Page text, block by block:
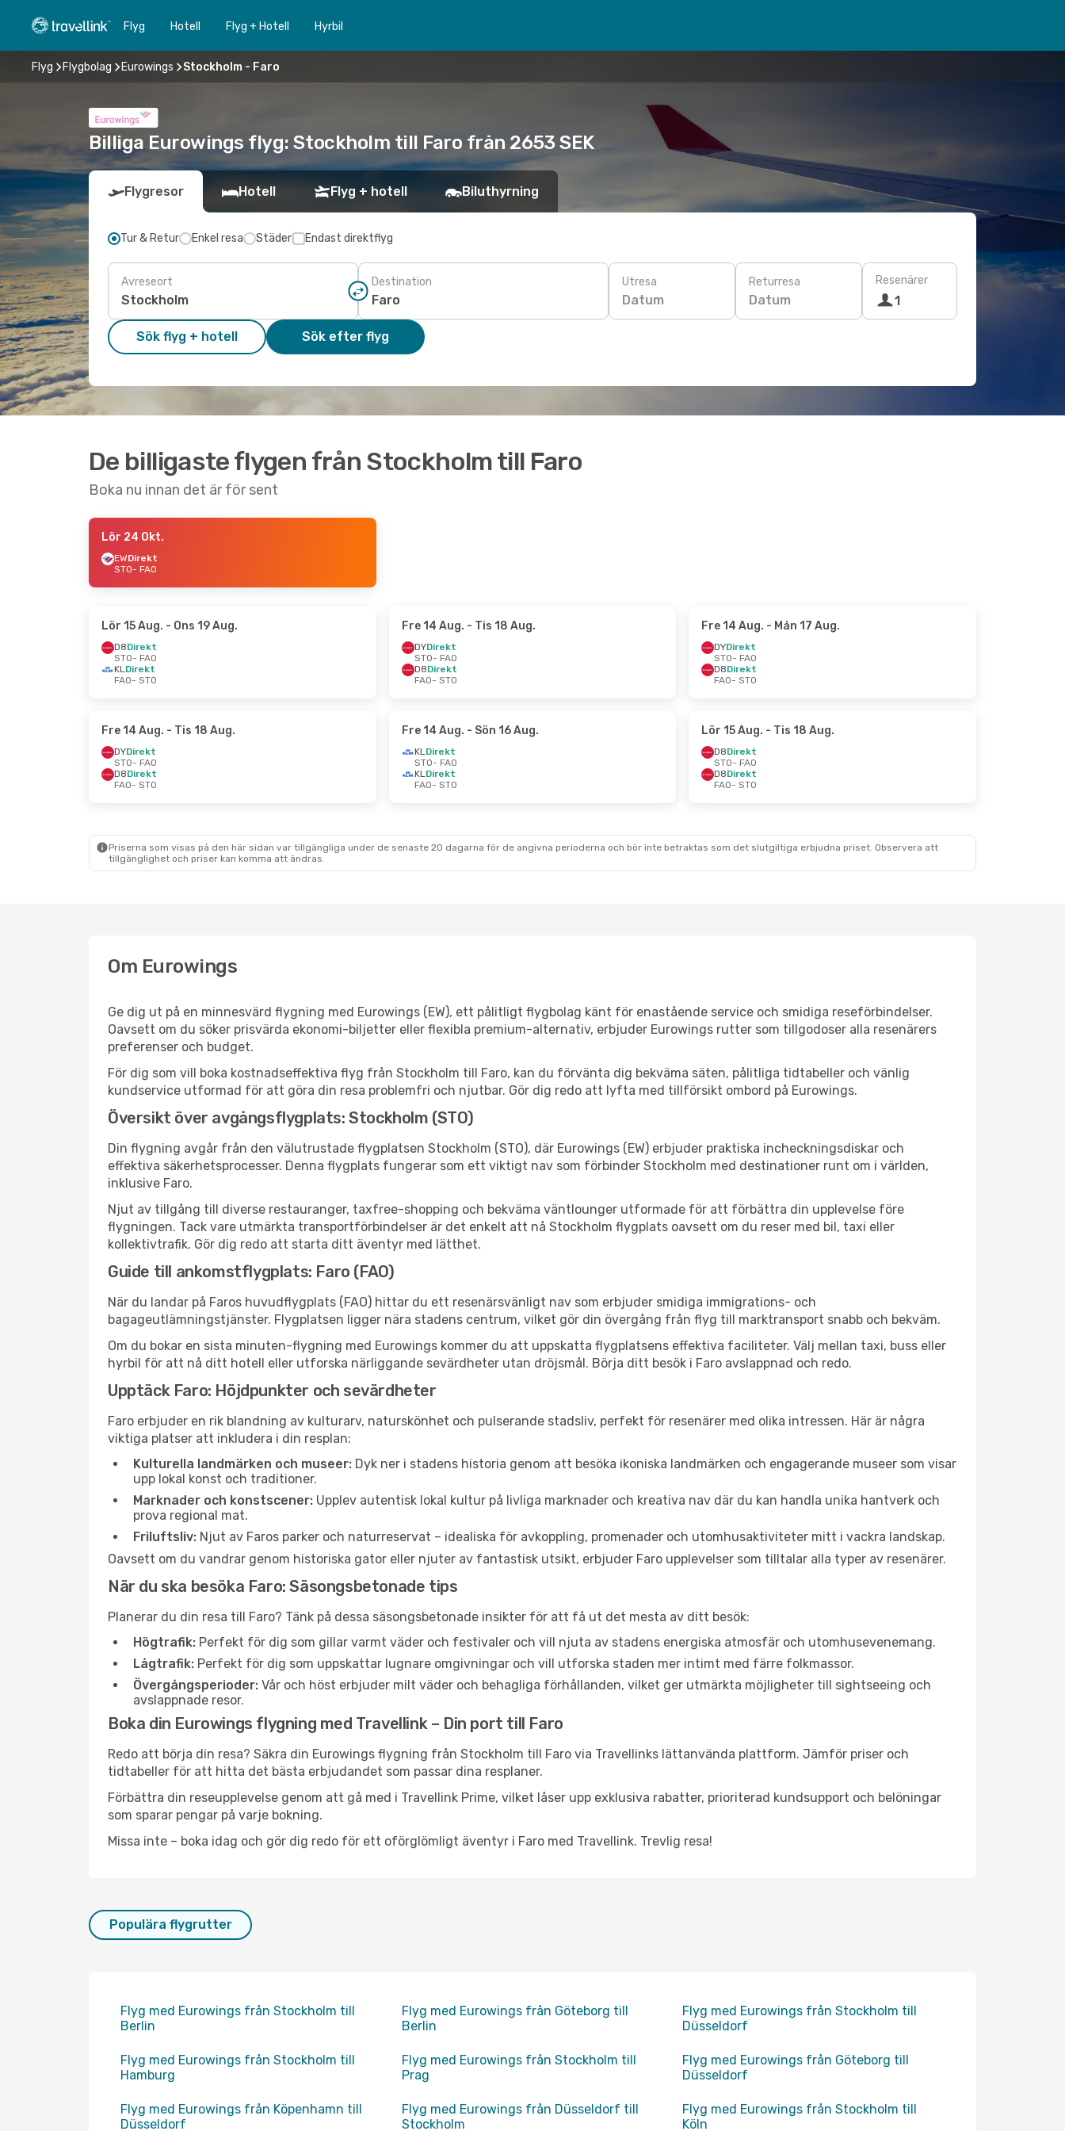
Flyg Hotell Flyg + Hotell Hyrbil
Flyg Flygbolag Eurowings Stockholm - Faro
Billiga Eurowings flyg: Stockholm till Faro från 2653 SEK
Flygresor Hotell Flyg + hotell Biluthyrning
Tur & Retur Enkel resa Städer Endast direktflyg
Avreseort Destination Utresa
Datum
Returresa
Datum
Resenärer
1
Sök flyg + hotell Sök efter flyg
De billigaste flygen från Stockholm till Faro
Boka nu innan det är för sent
Lör 24 Okt.
EWDirekt
STO- FAO
Lör 15 Aug. - Ons 19 Aug.
D8Direkt
STO- FAO
KLDirekt
FAO- STO
Fre 14 Aug. - Tis 18 Aug.
DYDirekt
STO- FAO
D8Direkt
FAO- STO
Fre 14 Aug. - Mån 17 Aug.
DYDirekt
STO- FAO
D8Direkt
FAO- STO
Fre 14 Aug. - Tis 18 Aug.
DYDirekt
STO- FAO
D8Direkt
FAO- STO
Fre 14 Aug. - Sön 16 Aug.
KLDirekt
STO- FAO
KLDirekt
FAO- STO
Lör 15 Aug. - Tis 18 Aug.
D8Direkt
STO- FAO
D8Direkt
FAO- STO
Priserna som visas på den här sidan var tillgängliga under de senaste 20 dagarna för de angivna perioderna och bör inte betraktas som det slutgiltiga erbjudna priset. Observera att
tillgänglighet och priser kan komma att ändras.
Om Eurowings
Ge dig ut på en minnesvärd flygning med Eurowings (EW), ett pålitligt flygbolag känt för enastående service och smidiga reseförbindelser.
Oavsett om du söker prisvärda ekonomi-biljetter eller flexibla premium-alternativ, erbjuder Eurowings rutter som tillgodoser alla resenärers
preferenser och budget.
För dig som vill boka kostnadseffektiva flyg från Stockholm till Faro, kan du förvänta dig bekväma säten, pålitliga tidtabeller och vänlig
kundservice utformad för att göra din resa problemfri och njutbar. Gör dig redo att lyfta med tillförsikt ombord på Eurowings.
Översikt över avgångsflygplats: Stockholm (STO)
Din flygning avgår från den välutrustade flygplatsen Stockholm (STO), där Eurowings (EW) erbjuder praktiska incheckningsdiskar och
effektiva säkerhetsprocesser. Denna flygplats fungerar som ett viktigt nav som förbinder Stockholm med destinationer runt om i världen,
inklusive Faro.
Njut av tillgång till diverse restauranger, taxfree-shopping och bekväma väntlounger utformade för att förbättra din upplevelse före
flygningen. Tack vare utmärkta transportförbindelser är det enkelt att nå Stockholm flygplats oavsett om du reser med bil, taxi eller
kollektivtrafik. Gör dig redo att starta ditt äventyr med lätthet.
Guide till ankomstflygplats: Faro (FAO)
När du landar på Faros huvudflygplats (FAO) hittar du ett resenärsvänligt nav som erbjuder smidiga immigrations- och
bagageutlämningstjänster. Flygplatsen ligger nära stadens centrum, vilket gör din övergång från flyg till marktransport snabb och bekväm.
Om du bokar en sista minuten-flygning med Eurowings kommer du att uppskatta flygplatsens effektiva faciliteter. Välj mellan taxi, buss eller
hyrbil för att nå ditt hotell eller utforska närliggande sevärdheter utan dröjsmål. Börja ditt besök i Faro avslappnad och redo.
Upptäck Faro: Höjdpunkter och sevärdheter
Faro erbjuder en rik blandning av kulturarv, naturskönhet och pulserande stadsliv, perfekt för resenärer med olika intressen. Här är några
viktiga platser att inkludera i din resplan:
Kulturella landmärken och museer: Dyk ner i stadens historia genom att besöka ikoniska landmärken och engagerande museer som visar
upp lokal konst och traditioner.
Marknader och konstscener: Upplev autentisk lokal kultur på livliga marknader och kreativa nav där du kan handla unika hantverk och
prova regional mat.
Friluftsliv: Njut av Faros parker och naturreservat – idealiska för avkoppling, promenader och utomhusaktiviteter mitt i vackra landskap.
Oavsett om du vandrar genom historiska gator eller njuter av fantastisk utsikt, erbjuder Faro upplevelser som tilltalar alla typer av resenärer.
När du ska besöka Faro: Säsongsbetonade tips
Planerar du din resa till Faro? Tänk på dessa säsongsbetonade insikter för att få ut det mesta av ditt besök:
Högtrafik: Perfekt för dig som gillar varmt väder och festivaler och vill njuta av stadens energiska atmosfär och utomhusevenemang.
Lågtrafik: Perfekt för dig som uppskattar lugnare omgivningar och vill utforska staden mer intimt med färre folkmassor.
Övergångsperioder: Vår och höst erbjuder milt väder och behagliga förhållanden, vilket ger utmärkta möjligheter till sightseeing och
avslappnade resor.
Boka din Eurowings flygning med Travellink – Din port till Faro
Redo att börja din resa? Säkra din Eurowings flygning från Stockholm till Faro via Travellinks lättanvända plattform. Jämför priser och
tidtabeller för att hitta det bästa erbjudandet som passar dina resplaner.
Förbättra din reseupplevelse genom att gå med i Travellink Prime, vilket låser upp exklusiva rabatter, prioriterad kundsupport och belöningar
som sparar pengar på varje bokning.
Missa inte – boka idag och gör dig redo för ett oförglömligt äventyr i Faro med Travellink. Trevlig resa!
Populära flygrutter
Flyg med Eurowings från Stockholm till
Berlin
Flyg med Eurowings från Göteborg till
Berlin
Flyg med Eurowings från Stockholm till
Düsseldorf
Flyg med Eurowings från Stockholm till
Hamburg
Flyg med Eurowings från Stockholm till
Prag
Flyg med Eurowings från Göteborg till
Düsseldorf
Flyg med Eurowings från Köpenhamn till
Düsseldorf
Flyg med Eurowings från Düsseldorf till
Stockholm
Flyg med Eurowings från Stockholm till
Köln